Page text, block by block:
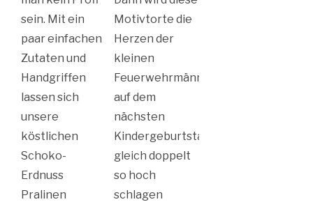
sein. Mit ein
paar einfachen
Zutaten und
Handgriffen
lassen sich
unsere
köstlichen
Schoko-
Erdnuss
Pralinen
Motivtorte die
Herzen der
kleinen
Feuerwehrmänner
auf dem
nächsten
Kindergeburtstag
gleich doppelt
so hoch
schlagen